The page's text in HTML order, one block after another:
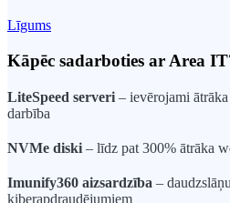
Līgums
Kāpēc sadarboties ar Area
LiteSpeed serveri – ievērojami
darbība
NVMe diski – līdz pat 300% ātrāka
Imunify360 aizsardzība –
kiberapdraudējumiem